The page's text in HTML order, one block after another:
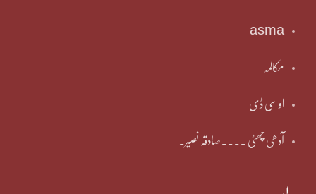
asma
مکالمہ
او سی ڈی
آدھی چھٹی ۔۔۔۔صادقہ نصیر۔